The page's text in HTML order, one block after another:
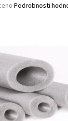
Podrobnosti